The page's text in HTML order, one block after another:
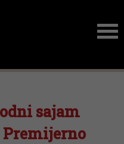
sajam
Premijerno